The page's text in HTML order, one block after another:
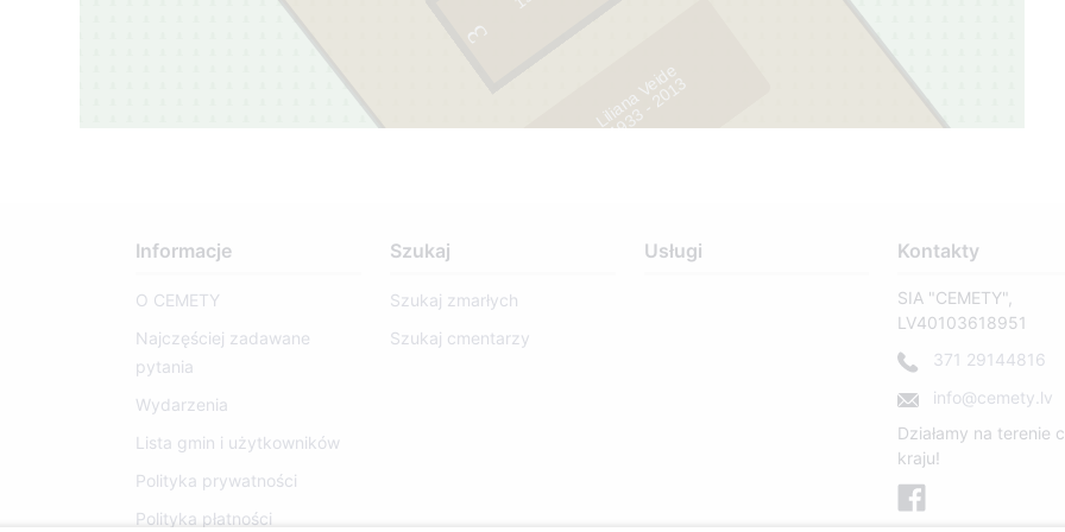
3
Liliana Veide
3
1
9
6
2
-
1
9
9
Informacje
O CEMETY
Najczęściej zadawane
pytania
Wydarzenia
Lista gmin i użytkowników
Polityka prywatności
Polityka płatności
Szukaj
Szukaj zmarłych
Szukaj cmentarzy
Usługi Kontakty
SIA "CEMETY",
LV40103618951
371 29144816
info@cemety.lv
Działamy na terenie
kraju!